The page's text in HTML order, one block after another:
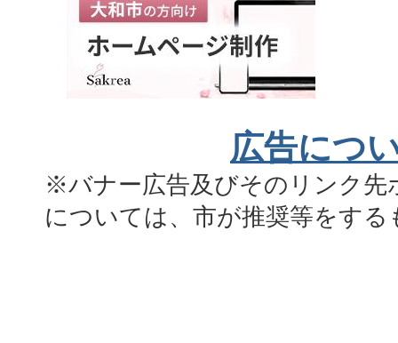
広告につ
※バナー広告及びそのリンク先
については、市が推奨等をす